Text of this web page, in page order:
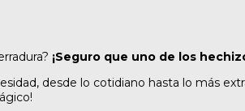
¡Seguro que uno de los
desde lo cotidiano hasta lo más